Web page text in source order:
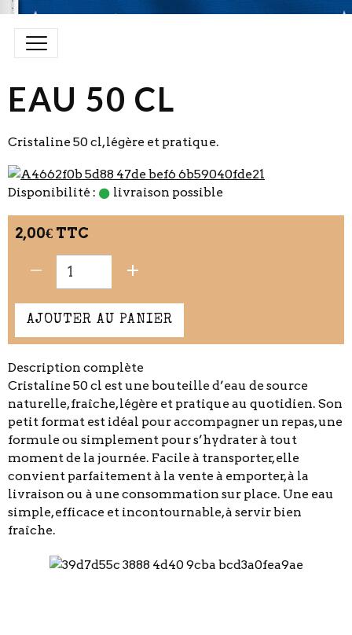
EAU 50 CL
Cristaline 50 cl, légère et pratique.
Disponibilité : livraison possible
2,00€ TTC
AJOUTER AU PANIER
Description complète
Cristaline 50 cl est une bouteille d’eau de source
naturelle, fraîche, légère et pratique au quotidien. Son
petit format est idéal pour accompagner un repas, une
formule ou simplement pour s’hydrater à tout
moment de la journée. Facile à transporter, elle
convient parfaitement à la vente à emporter, à la
livraison ou à une consommation sur place. Une eau
simple, efficace et incontournable, à servir bien
fraîche.